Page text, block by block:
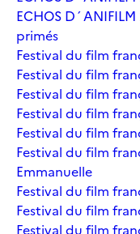
ECHOS
primés
Festival du film
Festival du film
Festival du film
Festival du film
Festival du film
Festival du film
Emmanuelle
Festival du film
Festival du film
Festival du film